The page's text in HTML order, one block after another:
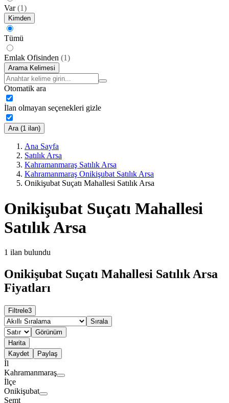
Var (1)
Kimden
Tümü
Emlak Ofisinden (1)
Arama Kelimesi
Otomatik ara
İlan olmayan seçenekleri gizle
Ara (1 ilan)
Ana Sayfa
Satılık Arsa
Kahramanmaraş Satılık Arsa
Kahramanmaraş Onikişubat Satılık Arsa
Onikişubat Suçatı Mahallesi Satılık Arsa
Onikişubat Suçatı Mahallesi
Satılık Arsa
1 ilan bulundu
Onikişubat Suçatı Mahallesi Satılık Arsa
Fiyatları
Filtrele3
Sırala
Görünüm
Harita
Kaydet
Paylaş
İl
Kahramanmaraş
İlçe
Onikişubat
Semt